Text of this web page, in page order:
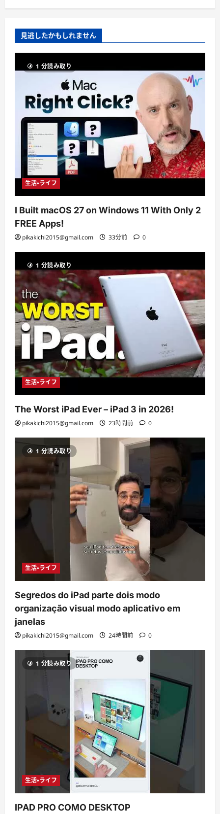
見逃したかもしれません
1 分読み取り
生活・ライフ
I Built macOS 27 on Windows 11 With Only 2
FREE Apps!
pikakichi2015@gmail.com 33分前 0
1 分読み取り
生活・ライフ
The Worst iPad Ever – iPad 3 in 2026!
pikakichi2015@gmail.com 23時間前 0
1 分読み取り
生活・ライフ
Segredos do iPad parte dois modo
organização visual modo aplicativo em
janelas
pikakichi2015@gmail.com 24時間前 0
1 分読み取り
生活・ライフ
IPAD PRO COMO DESKTOP